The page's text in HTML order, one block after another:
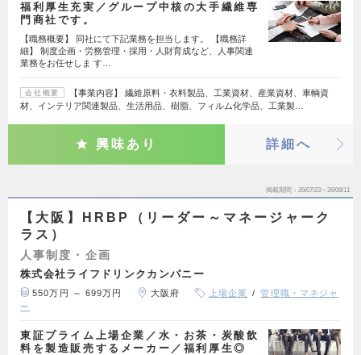
福利厚生充実／グループ中核の大手繊維専
門商社です。
【職務概要】 同社にて下記業務を担当します。 【職務詳
細】 制度企画・労務管理・採用・人財育成など、人事関連
業務をお任せしま す…
会社概要
【事業内容】 繊維原料・衣料製品、工業資材、産業資材、車輌資
材、インテリア関連製品、生活用品、樹脂、フィルム化学品、工業製…
興味あり 詳細へ
掲載期間 26/07/23～26/08/11
【大阪】HRBP（リーダー～マネージャーク
ラス）
人事制度・企画
株式会社ライフドリンクカンパニー
550万円 ～ 699万円 大阪府 上場企業
管理職・マネジャ
ー
東証プライム上場企業／水・お茶・炭酸飲
料を製造販売するメーカー／福利厚生◎